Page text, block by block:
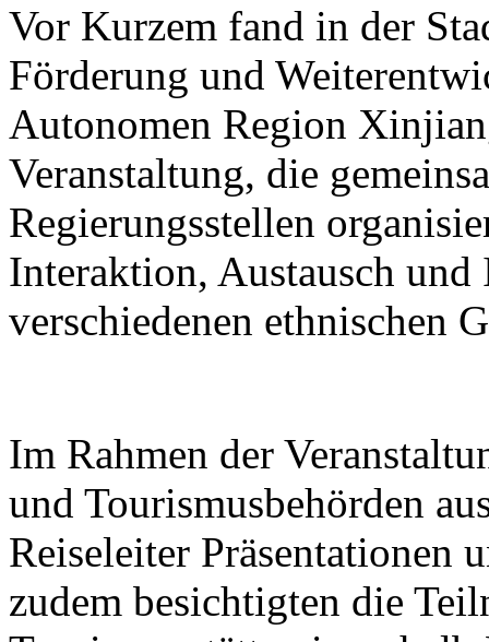
Vor Kurzem fand in der
Förderung und
Autonomen Region
Veranstaltung, die
Regierungsstellen
Interaktion, Austausch
verschiedenen ethnischen
Im Rahmen der
und Tourismusbehörden
Reiseleiter Präsentationen
zudem besichtigten die